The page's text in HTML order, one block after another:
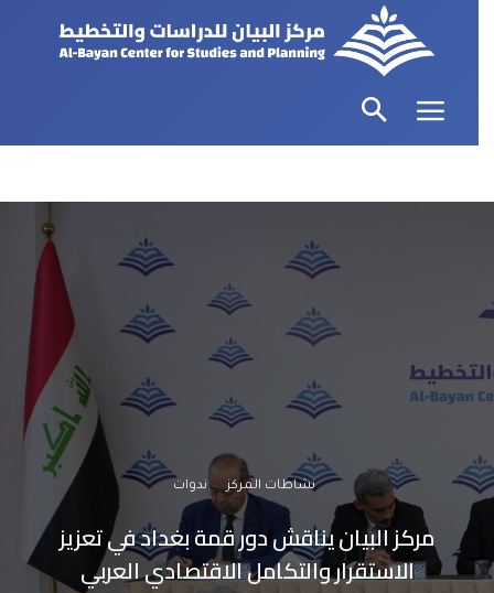
نشاطات المركز ندوات
مركز البيان يناقش دور قمة بغداد في تعزيز
الاستقرار والتكامل الاقتصادي العربي